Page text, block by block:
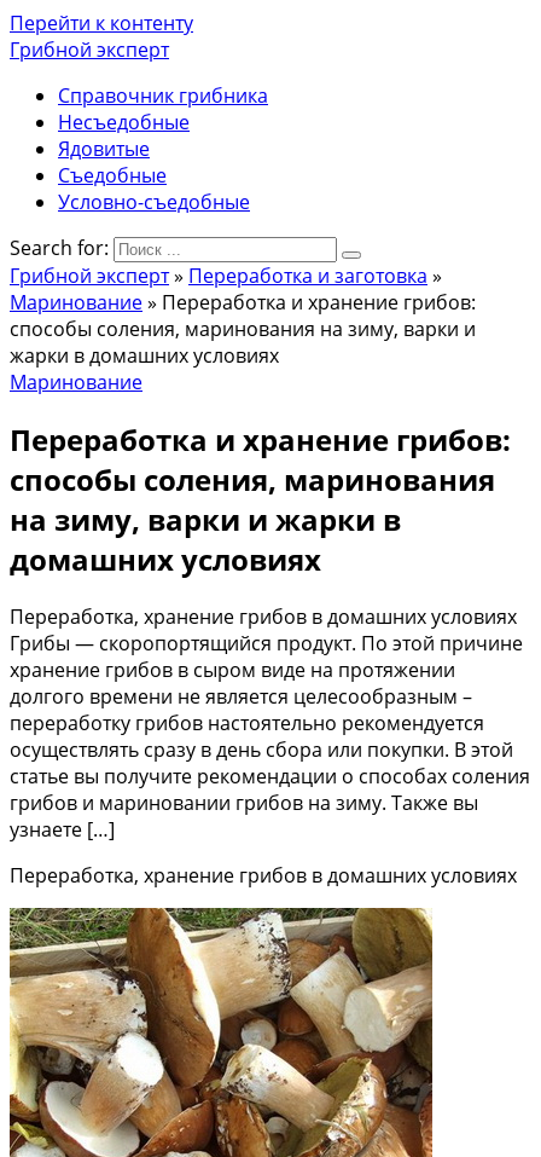
Перейти к контенту
Грибной эксперт
Справочник грибника
Несъедобные
Ядовитые
Съедобные
Условно-съедобные
Search for:
Грибной эксперт» Переработка и заготовка »
Маринование» Переработка и хранение грибов:
способы соления, маринования на зиму, варки и
жарки в домашних условиях
Маринование
Переработка и хранение грибов:
способы соления, маринования
на зиму, варки и жарки в
домашних условиях
Переработка, хранение грибов в домашних условиях
Грибы — скоропортящийся продукт. По этой причине
хранение грибов в сыром виде на протяжении
долгого времени не является целесообразным –
переработку грибов настоятельно рекомендуется
осуществлять сразу в день сбора или покупки. В этой
статье вы получите рекомендации о способах соления
грибов и мариновании грибов на зиму. Также вы
узнаете […]
Переработка, хранение грибов в домашних условиях